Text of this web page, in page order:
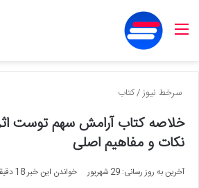
منو
سرخط نیوز/کتاب
خلاصه کتاب آرامش سهم توست
نکات و مفاهیم اصلی
آخرین به روز رسانی: 29 شهریور خواندن این خبر 18 دقیقه طول می کشد